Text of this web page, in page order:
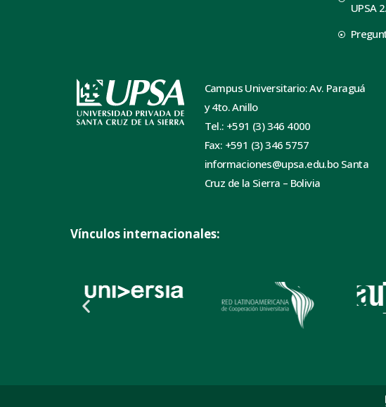
UPSA
Campus Universitario: Av. Paraguá
y 4to. Anillo
Tel.: +591 (3) 346 4000
Fax: +591 (3) 346 5757
informaciones@upsa.edu.bo Santa
Cruz de la Sierra – Bolivia
Vínculos internacionales: